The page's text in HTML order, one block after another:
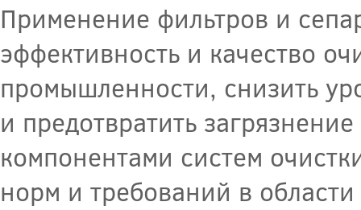
Применение фильтров и
эффективность и качество
промышленности, снизить
и предотвратить
компонентами систем
норм и требований в